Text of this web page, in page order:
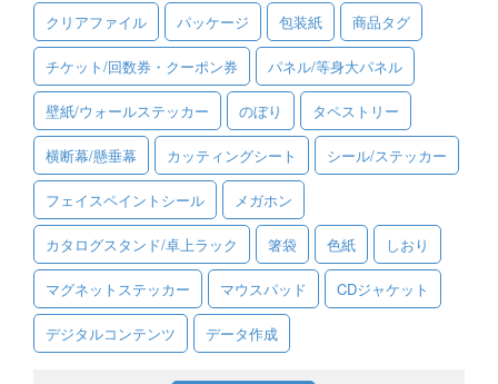
キャンセルについて
FAQ（よくあるご質問）
資料をダウンロード
ご利用規約
お見積り・お問合せ
クリアファイル パッケージ 包装紙 商品タグ
チケット/回数券・クーポン券 パネル/等身大パネル
壁紙/ウォールステッカー のぼり タペストリー
横断幕/懸垂幕 カッティングシート シール/ステッカー
フェイスペイントシール メガホン
カタログスタンド/卓上ラック 箸袋 色紙 しおり
マグネットステッカー マウスパッド CDジャケット
デジタルコンテンツ データ作成